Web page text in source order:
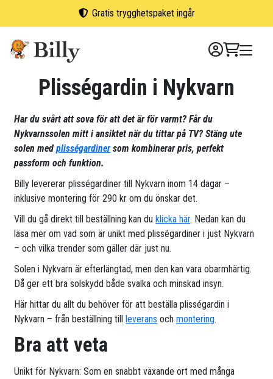
Gratis trygghetspaket ingår
Plisségardin i Nykvarn
Har du svårt att sova för att det är för varmt? Får du
Nykvarnssolen mitt i ansiktet när du tittar på TV? Stäng ute
solen medplisségardinersom kombinerar pris, perfekt
passform och funktion.
Billy levererar plisségardiner till Nykvarn inom 14 dagar –
inklusive montering för 290 kr om du önskar det.
Vill du gå direkt till beställning kan duklicka här. Nedan kan du
läsa mer om vad som är unikt med plisségardiner i just Nykvarn
– och vilka trender som gäller där just nu.
Solen i Nykvarn är efterlängtad, men den kan vara obarmhärtig.
Då ger ett bra solskydd både svalka och minskad insyn.
Här hittar du allt du behöver för att beställa plisségardin i
Nykvarn – från beställning tillleverans ochmontering.
Bra att veta
Unikt för Nykvarn: Som en snabbt växande ort med många